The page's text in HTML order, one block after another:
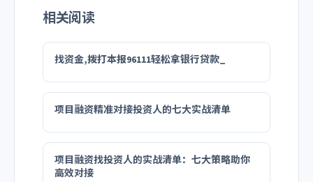
相关阅读
找资金,拨打本报96111轻松拿银行贷款_
项目融资精准对接投资人的七大实战清单
项目融资找投资人的实战清单：七大策略助你
高效对接